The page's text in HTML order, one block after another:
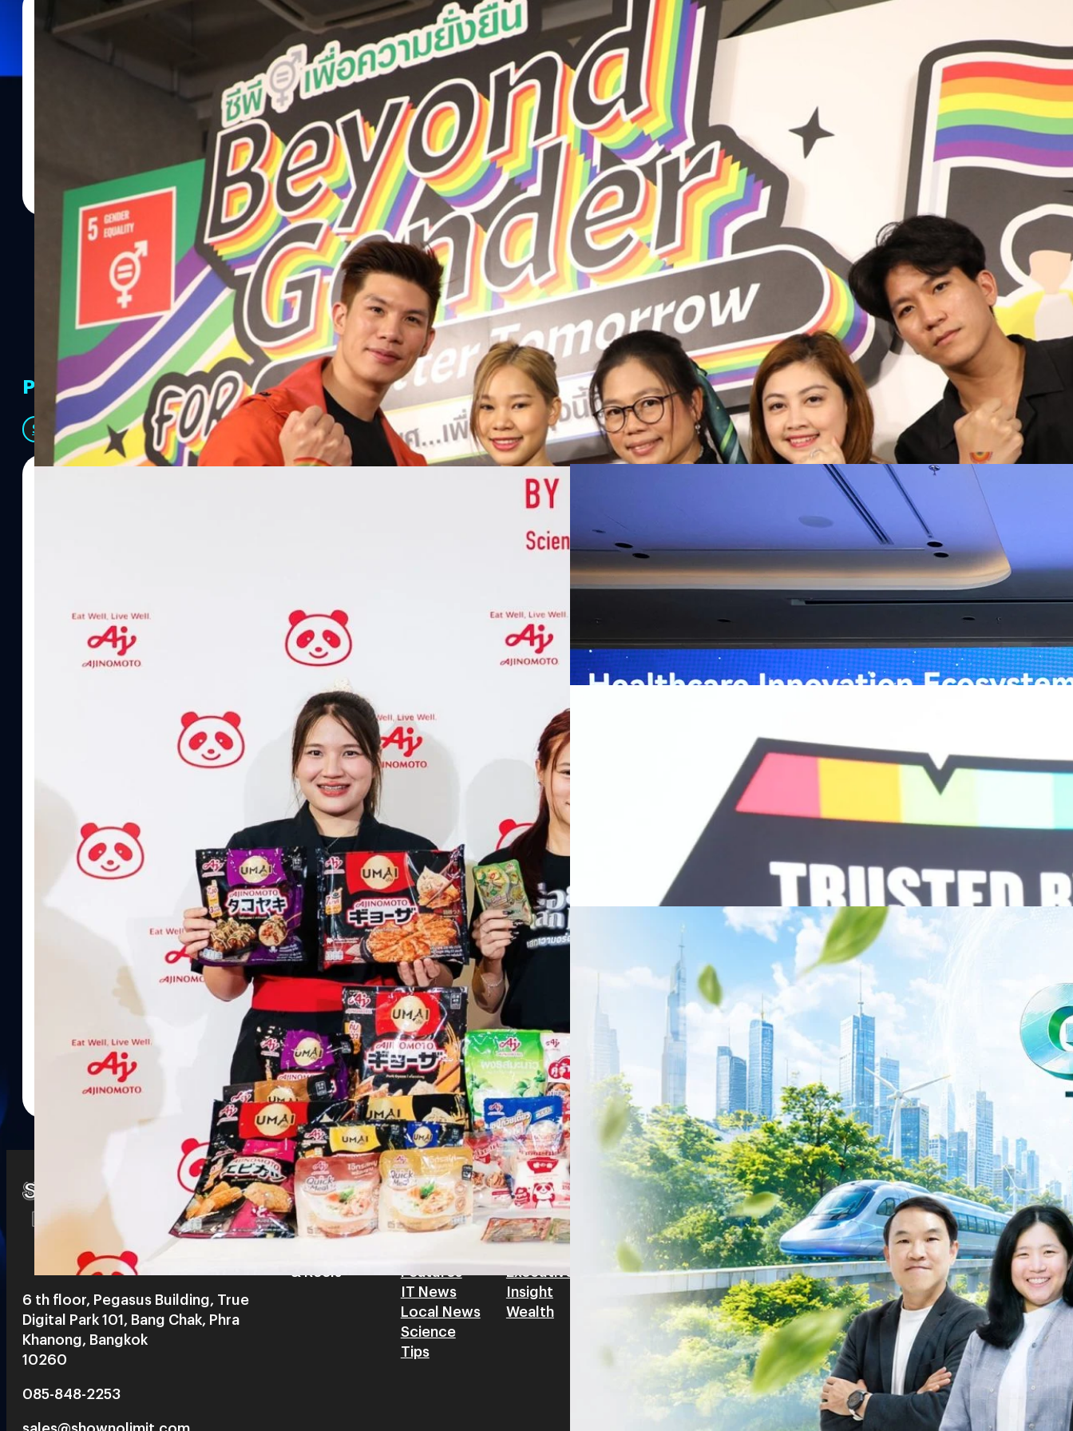
สรวิชญ์ พระสุจริตวงศ์
เครือซีพี ร่วมสนับสนุนความเท่าเทียมทางเพศ สานต่อกิจกรรม Pride Month ปี
เดือนมิถุนายนของทุกปีกำหนดให้เป็น 'เดือนแห่งความหลากหลายทางเพศ' หรือ 'Pride Month' เครือเจริญ
โภคภัณฑ์ (ซีพี) พร้อมร่วมเป็นส่วนหนึ่งในการส่งเสริมความหลากหลายทางเพศและร่วมเฉลิมฉลองเดือน
แห่งความภาคภูมิใจไปพร้อมกับทั่วโลก ด้วยกิจกรรม Pride Month ต่อเนื่องขึ้นเป็นปีที่ 2 เพื่อส่งเสริมสิทธิ
มนุษยชนและความเท่าเทียมทางเพศ สอดคล้องกับเป้าหมายการพัฒนาที่ยั่งยืน (SDGs) ของสหประชาชาติ
รวมถึงสนับสนุนกลุ่ม LGBTQ+ ขับเคลื่อนกิจกรรม Pride Month อย่างเป็นรูปธรรม นำไปสู่การผลักดันให้
ประเทศไทยเป็นเจ้าภาพจัดงาน World Pride ให้ได้ภายในปี 2028
PR Partners
See All
บริษัท อายิโนะโมะโต๊ะ (ประเทศไทย) จำกัด จัดงาน The Heartbeat by “AminoScience” ร่วมเปิดเผย
แนวคิดการดำเนินธุรกิจและการพัฒนาผลิตภัณฑ์ที่ขับเคลื่อนด้วยเทคโนโลยีทางอาหาร และข้อมูลพฤติกรรม
ผู้บริโภค ท่ามกลางการเติบโตของตลาด Health & Wellness ในประเทศไทย ซึ่งมีมูลค่ามากกว่า 1.5 ล้านล้าน
บาท หรือคิดเป็นสัดส่วนราว 8% ของผลิตภัณฑ์มวลรวมในประเทศ (GDP) กลุ่มธุรกิจเทคโนโลยีและองค์
ความรู้หลักรูปแบบผลิตภัณฑ์ / โซลูชันกลุ่มเป้าหมายหลักNutrition & Well-beingAminoScience (การใช้
ประโยชน์จากกรดอะมิโน)aminoVITAL, AminoNITE,
หัวเว่ยเดินหน้าปฏิวัติวงการสาธารณสุขไทยด้วย AI เปิดตัว 4 นวัตกรรมเปลี่ยน
เกมเร่งเครื่อง AI เพื่อการแพทย์ในประเทศไทย
กรุงเทพฯ, 7 สิงหาคม 2569 — หัวเว่ย จัดงาน “Huawei AI+ Healthcare Summit” ภายใต้งาน Huawei
Thailand Digital & AI Summit 2026 รวมผู้นำด้านนโยบายสาธารณสุข ผู้บริหารโรงพยาบาลชั้นนำ และ
พันธมิตรด้านเทคโนโลยีจากไทยและจีน ร่วมขับเคลื่อนอนาคตของระบบสาธารณสุขไทยด้วยนวัตกรรมและ
ปัญญาประดิษฐ์ (AI) พร้อมประกาศความร่วมมือครั้งสำคัญเพื่อยกระดับ Healthcare Ecosystem ของ
ประเทศอย่างเป็นทางการ นายปีเตอร์ จาง ประธานกลุ่มธุรกิจการศึกษาและสาธารณสุขต่างประเทศ บริษัท หัว
เว่ย เทคโนโลยี่ จำกัด ได้กล่าวถึงความมุ่งมั่นของหัวเว่ยในการสนับสนุนการเปลี่ยนผ่านสู่ยุคดิจิทัลของระบบ
สาธารณสุขไทย และบทบาทของเทคโนโลยี AI ในการยกระดับคุณภาพการให้บริการทางการแพทย์ให้เข้าถึง
ประชาชนได้อย่างทั่วถึงมากขึ้น ภายใต้แนวคิด “AI for Health, Health for All” “วันนี้ปัญญาประดิษฐ์กำลังเข้า
มาเปลี่ยนแปลงอุตสาหกรรมสาธารณสุขอย่างรวดเร็ว หัวเว่ยมีประสบการณ์ตรงจากการพัฒนาแพลตฟอร์ม
หลายแห่งในจีน เราเชื่อมั่นว่าความร่วมมือระหว่างหัวเว่ยกับพันธมิตรไทยในวันนี้จะช่วยผลักดันวิสัยทัศน์…
Read More
Recurring Revenue เร่งเครื่อง New Growth Engine พร้อมจ่ายปันผล 0.10
บริษัท ซินเน็ค (ประเทศไทย) จำกัด (มหาชน) หรือ SYNNEX โชว์ผลการดำเนินงานแข็งแกร่ง กำไรสุทธิ
ไตรมาส 2 และงวด 6 เดือนแรกของปี 2569 เติบโต 17.8% และ 17.7% จากช่วงเดียวกันของปีก่อน สูงกว่าการ
เติบโตของรายได้อย่างมีนัยสำคัญ พร้อมประกาศจ่ายเงินปันผลระหว่างกาล 0.10 บาทต่อหุ้น โดยกำหนดวันที่
ไม่ได้รับสิทธิปันผล (XD) วันที่ 19 สิงหาคม 2569 และกำหนดจ่ายเงินปันผลวันที่ 2 กันยายน 2569 นางสาวสุ
ธิดา มงคลสุธี ประธานเจ้าหน้าที่บริหาร บริษัท ซินเน็ค (ประเทศไทย) จำกัด (มหาชน) เปิดเผยว่า ในช่วงครึ่งปี
แรกบริษัทเดินหน้าขับเคลื่อน Business Transformation อย่างต่อเนื่อง ผ่านการยกระดับจากผู้จัดจำหน่าย
สินค้าไอที สู่การเป็น Digital Infrastructure Platform เพื่อรองรับการเติบโตของเศรษฐกิจ AI โดยมุ่งเพิ่ม
สัดส่วนธุรกิจที่มีมูลค่าเพิ่ม ควบคู่กับการขยายเครือข่ายพันธมิตรเทคโนโลยีระดับโลก…
| 2 days ago
ครบรอบ 6 ปี สำนักข่าว TODAY เปิดเวทีใหญ่ SUSTAIN CITY: THE GREEN
TRANSITION ถกแนวทางปรับตัวสู่เศรษฐกิจสีเขียวอย่างยั่งยืน
เนื่องในโอกาสครบรอบ 6 ปี สำนักข่าว TODAY จัดงาน SUSTAIN CITY: THE GREEN TRANSITION เวทีแลก
เปลี่ยนมุมมองเกี่ยวกับการเปลี่ยนผ่านสู่เศรษฐกิจและสังคมสีเขียว พร้อมนำเสนอแนวทางที่สามารถนำไป
ประยุกต์ใช้ได้จริง จากผู้แทนภาครัฐ ภาคธุรกิจ และผู้เชี่ยวชาญในหลากหลายสาขา ผ่านประเด็นสำคัญว่า
ประเทศไทยควรปรับตัวอย่างไร ? เพื่อเดินหน้าสู่ความยั่งยืนและบรรลุเป้าหมาย Net Zero อย่างเป็นรูปธรรม
ทั้งในมิติของภาครัฐ ภาคธุรกิจ การเงิน และพลังงาน Green Transitioning: Shifting Systemพลิกโครงสร้าง
เศรษฐกิจ ปรับห่วงโซ่คุณค่า และเชื่อมโยงนโยบายกับเทคโนโลยี เพื่อขับเคลื่อนประเทศไทยสู่เศรษฐกิจสีเขียว
โดย ศาสตราจารย์ ดร. ยศชนัน วงศ์สวัสดิ์รองนายกรัฐมนตรีและรัฐมนตรีว่าการกระทรวงการอุดมศึกษา
วิทยาศาสตร์ วิจัยและนวัตกรรม Green Transitioning: Decarbonize Unlockร่วมสำรวจแนวทางที่ภาคธุรกิจ
สามารถนำ Green Tech มาใช้เพื่อลดการปล่อยคาร์บอน และเดินหน้าสู่เป้าหมาย Net Zero พบกับ คุณปัณ
วรรธน์ นิลกิจศรานนท์ รองประธานกรรมการบริหาร ฝ่ายวิศวกรรมโครงสร้างบริษัท…
รัตนาภรณ์ ศรีนวลจันทร์ | 2 days ago
Read More
6 th floor, Pegasus Building, True
Digital Park 101, Bang Chak, Phra
Khanong, Bangkok
10260
085-848-2253
Watch
& Reels
Tech
Features
IT News
Local News
Science
Tips
Biz
Corporate
Executive
Insight
Wealth
Game
Articles
Game News
Reviews
Life
Environment
Health
People
Trends
Wellness
SOCIAL MEDIA
Instagram
Facebook